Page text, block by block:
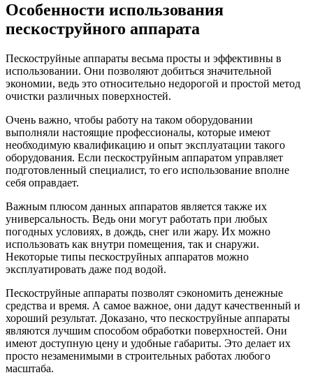
Особенности использования
пескоструйного аппарата
Пескоструйные аппараты весьма просты и эффективны в
использовании. Они позволяют добиться значительной
экономии, ведь это относительно недорогой и простой метод
очистки различных поверхностей.
Очень важно, чтобы работу на таком оборудовании
выполняли настоящие профессионалы, которые имеют
необходимую квалификацию и опыт эксплуатации такого
оборудования. Если пескоструйным аппаратом управляет
подготовленный специалист, то его использование вполне
себя оправдает.
Важным плюсом данных аппаратов является также их
универсальность. Ведь они могут работать при любых
погодных условиях, в дождь, снег или жару. Их можно
использовать как внутри помещения, так и снаружи.
Некоторые типы пескоструйных аппаратов можно
эксплуатировать даже под водой.
Пескоструйные аппараты позволят сэкономить денежные
средства и время. А самое важное, они дадут качественный и
хороший результат. Доказано, что пескоструйные аппараты
являются лучшим способом обработки поверхностей. Они
имеют доступную цену и удобные габариты. Это делает их
просто незаменимыми в строительных работах любого
масштаба.